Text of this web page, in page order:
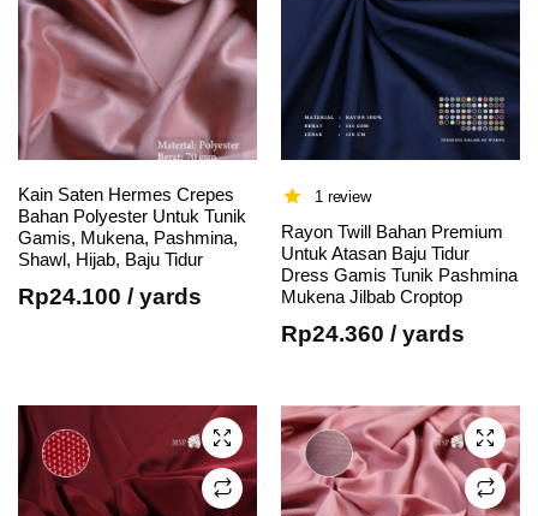
Kain Saten Hermes Crepes
Bahan Polyester Untuk Tunik
Gamis, Mukena, Pashmina,
Shawl, Hijab, Baju Tidur
Rp24.100 / yards
1 review
Rayon Twill Bahan Premium
Untuk Atasan Baju Tidur
Dress Gamis Tunik Pashmina
Mukena Jilbab Croptop
Rp24.360 / yards
This
product
options
may be
chosen
This
product
has
The
options
may be
chosen